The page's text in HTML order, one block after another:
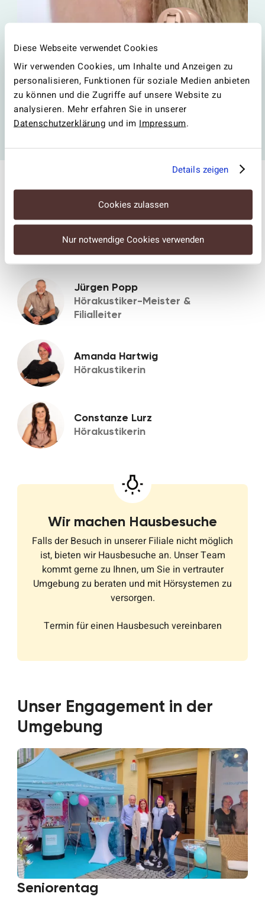
Diese Webseite verwendet Cookies
Wir verwenden Cookies, um Inhalte und Anzeigen zu
personalisieren, Funktionen für soziale Medien anbieten
zu können und die Zugriffe auf unsere Website zu
analysieren. Mehr erfahren Sie in unserer
Datenschutzerklärung und im Impressum.
Details zeigen
Cookies zulassen
Nur notwendige Cookies verwenden
Mini-Hörgeräte
Fast unsichtbar, dabei leistungsstark und hochmodern
ausgestattet: Mit unseren Mini-Hörgeräten kann man
Ihnen gar nicht ansehen, wie gut Sie hören.
Unser Team
Unser engagiertes Team für Hörgeräte in
Hildburghausen freut sich darauf, Ihnen mit Expertise
und Empathie weiterzuhelfen.
Jürgen Popp
Hörakustiker-Meister &
Filialleiter
Amanda Hartwig
Hörakustikerin
Constanze Lurz
Hörakustikerin
Wir machen Hausbesuche
Falls der Besuch in unserer Filiale nicht möglich
ist, bieten wir Hausbesuche an. Unser Team
kommt gerne zu Ihnen, um Sie in vertrauter
Umgebung zu beraten und mit Hörsystemen zu
versorgen.
Termin für einen Hausbesuch vereinbaren
Unser Engagement in der
Umgebung
Seniorentag